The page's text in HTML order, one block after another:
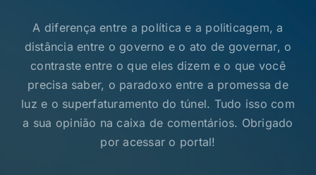
A diferença entre a política e a politicagem, a
distância entre o governo e o ato de governar, o
contraste entre o que eles dizem e o que você
precisa saber, o paradoxo entre a promessa de
luz e o superfaturamento do túnel. Tudo isso com
a sua opinião na caixa de comentários. Obrigado
por acessar o portal!